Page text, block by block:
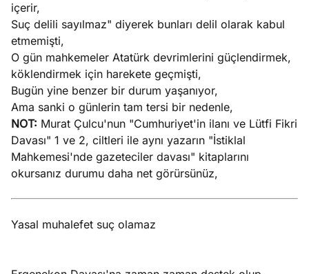
içerir,
Suç delili sayılmaz" diyerek bunları delil olarak kabul
etmemişti,
O gün mahkemeler Atatürk devrimlerini güçlendirmek,
köklendirmek için harekete geçmişti,
Bugün yine benzer bir durum yaşanıyor,
Ama sanki o günlerin tam tersi bir nedenle,
NOT: Murat Çulcu'nun "Cumhuriyet'in ilanı ve Lütfi Fikri
Davası" 1 ve 2, ciltleri ile aynı yazarın "İstiklal
Mahkemesi'nde gazeteciler davası" kitaplarını
okursanız durumu daha net görürsünüz,
Yasal muhalefet suç olamaz